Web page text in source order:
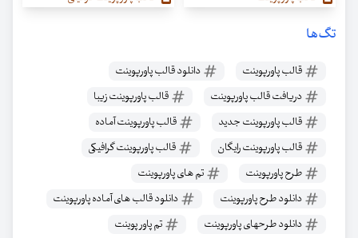
تگ‌ها
قالب پاورپوینت
دانلود قالب پاورپوینت
دریافت قالب پاورپوینت
قالب پاورپوینت زیبا
قالب پاورپوینت جدید
قالب پاورپوینت آماده
قالب پاورپوینت رایگان
قالب پاورپوینت گرافیکی
طرح پاورپوینت
تم های پاورپوینت
دانلود طرح پاورپوینت
دانلود قالب های آماده پاورپوینت
دانلود طرحهای پاورپوینت
تم پاور پوینت